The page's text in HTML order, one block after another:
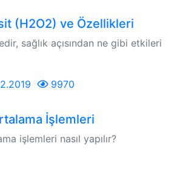
(H2O2) ve Özellikleri
sağlık açısından ne gibi etkileri
9970
İşlemleri
işlemleri nasıl yapılır?